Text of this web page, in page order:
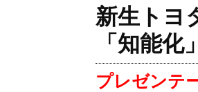
新生トヨ
「知能
プレゼンテ